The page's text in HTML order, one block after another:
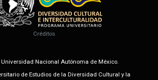
Créditos
Universidad Nacional Autónoma de México.
de Estudios de la Diversidad Cultural y la